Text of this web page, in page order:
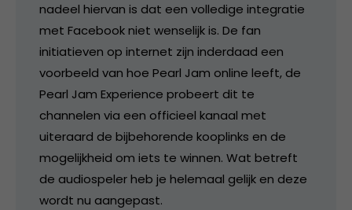
nadeel hiervan is dat een volledige integratie
met Facebook niet wenselijk is. De fan
initiatieven op internet zijn inderdaad een
voorbeeld van hoe Pearl Jam online leeft, de
Pearl Jam Experience probeert dit te
channelen via een officieel kanaal met
uiteraard de bijbehorende kooplinks en de
mogelijkheid om iets te winnen. Wat betreft
de audiospeler heb je helemaal gelijk en deze
wordt nu aangepast.